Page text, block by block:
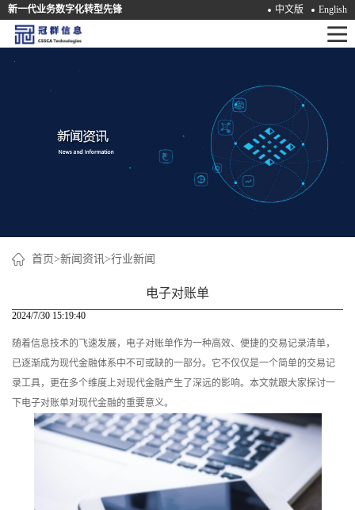
新一代业务数字化转型先锋 中文版 English
首
首页>新闻资讯>行业新闻
电子对账单
2024/7/30 15:19:40
随着信息技术的飞速发展，电子对账单作为一种高效、便捷的交易记录清单，
已逐渐成为现代金融体系中不可或缺的一部分。它不仅仅是一个简单的交易记
录工具，更在多个维度上对现代金融产生了深远的影响。本文就跟大家探讨一
下电子对账单对现代金融的重要意义。